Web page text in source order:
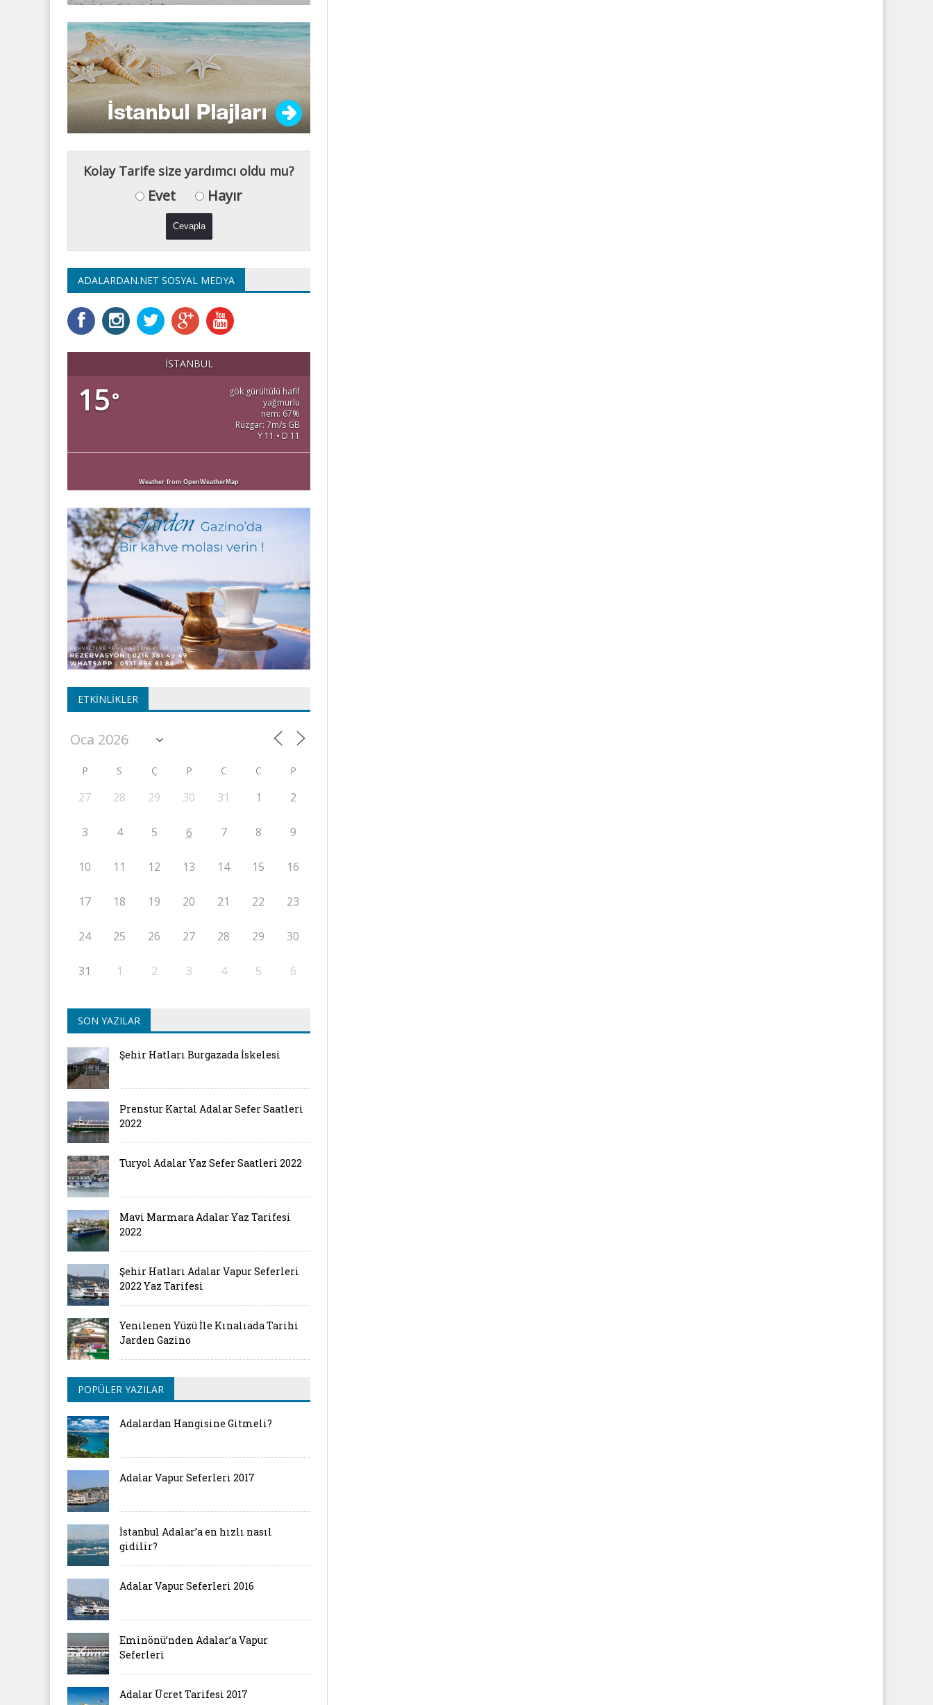
Kolay Tarife size yardımcı oldu mu?
Evet Hayır
ADALARDAN.NET SOSYAL MEDYA
İSTANBUL
15°
gök gürültülü hafif
yağmurlu
nem: 67%
Rüzgar: 7m/s GB
Y 11 • D 11
Weather from OpenWeatherMap
ETKINLIKLER
P S Ç P C C P
27 28 29 30 31 1 2
3 4 5 6 7 8 9
10 11 12 13 14 15 16
17 18 19 20 21 22 23
24 25 26 27 28 29 30
31 1 2 3 4 5 6
SON YAZILAR
Şehir Hatları Burgazada İskelesi
Prenstur Kartal Adalar Sefer Saatleri
2022
Turyol Adalar Yaz Sefer Saatleri 2022
Mavi Marmara Adalar Yaz Tarifesi
2022
Şehir Hatları Adalar Vapur Seferleri
2022 Yaz Tarifesi
Yenilenen Yüzü İle Kınalıada Tarihi
Jarden Gazino
POPÜLER YAZILAR
Adalardan Hangisine Gitmeli?
Adalar Vapur Seferleri 2017
İstanbul Adalar’a en hızlı nasıl
gidilir?
Adalar Vapur Seferleri 2016
Eminönü’nden Adalar’a Vapur
Seferleri
Adalar Ücret Tarifesi 2017